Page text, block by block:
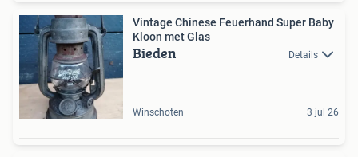
Vintage Chinese Feuerhand Super Baby
Kloon met Glas
Bieden Details
Winschoten 3 jul 26